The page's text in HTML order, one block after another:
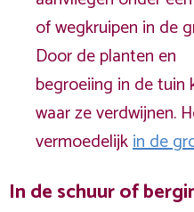
of wegkruipen in de
Door de planten en
begroeiing in de tuin
waar ze verdwijnen.
vermoedelijkin de
In de schuur of